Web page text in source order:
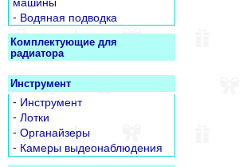
- Водяная подводка
Комплектующие для
радиатора
Инструмент
- Инструмент
- Лотки
- Органайзеры
- Камеры выдеонаблюдения